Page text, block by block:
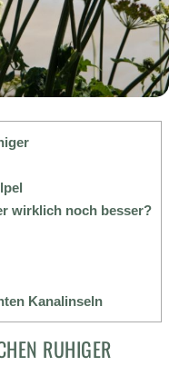
wirklich noch besser?
Kanalinseln
RUHIGER